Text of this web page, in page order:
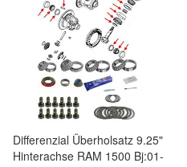
Differenzial Überholsatz 9.25"
Hinterachse RAM 1500 Bj:01-